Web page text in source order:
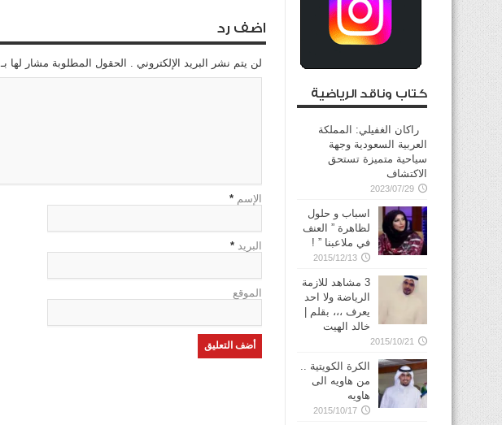
اضف رد
لن يتم نشر البريد الإلكتروني . الحقول المطلوبة مشار لها بـ
الإسم *
البريد *
الموقع
كتاب وناقد الرياضية
راكان الغفيلي: المملكة
العربية السعودية وجهة
سياحية متميزة تستحق
الاكتشاف
2023/07/29
اسباب و حلول
لظاهرة ” العنف
في ملاعبنا ” !
2015/12/13
3 مشاهد للازمة
الرياضة ولا احد
يعرف ،،، بقلم |
خالد الهيت
2015/10/21
الكرة الكويتية ..
من هاويه الى
هاويه
2015/10/17